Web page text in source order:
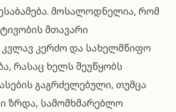
მოსალოდნელია, რომ
მთავარი
კვლავ კერძო და სახელმწიფო
რასაც ხელს შეუწყობს
გაგრძელებული, თუმცა
ზრდა, სამომხმარებლო